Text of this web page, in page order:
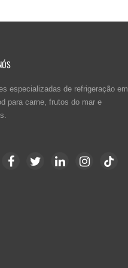
especializadas de refrigeração em
para carne, frutos do mar e